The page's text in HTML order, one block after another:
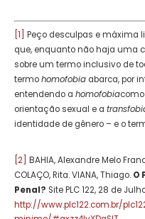
[1]
Peço desculpas e máxima
que, enquanto não haja uma
sobre um termo inclusivo de
termohomofobia abarca, por
entendendo a homofobia
orientação sexual e a
identidade de gênero – e o
[2] BAHIA, Alexandre Melo
COLAÇO, Rita. VIANA, Thiago. O
Penal? Site PLC 122, 28 de
http://www.plc122.com.br/